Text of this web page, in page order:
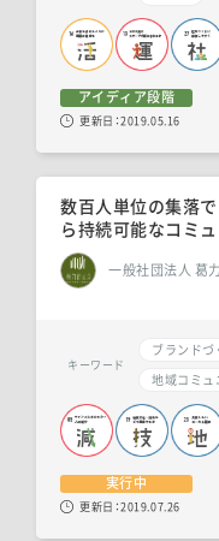
数百人単位の集落
ら持続可能なコミ
一般社団法人 葛
キーワード
ブランドづ
地域コミュ
実行中
更新日：2019.07.26
アイディア段階
更新日：2019.05.16